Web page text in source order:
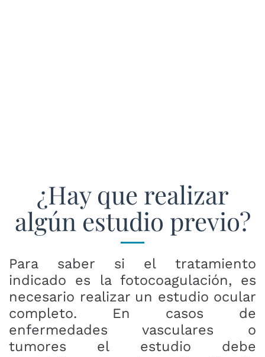
¿Hay que realizar
algún estudio previo?
Para saber si el tratamiento
indicado es la fotocoagulación, es
necesario realizar un estudio ocular
completo. En casos de
enfermedades vasculares o
tumores el estudio debe